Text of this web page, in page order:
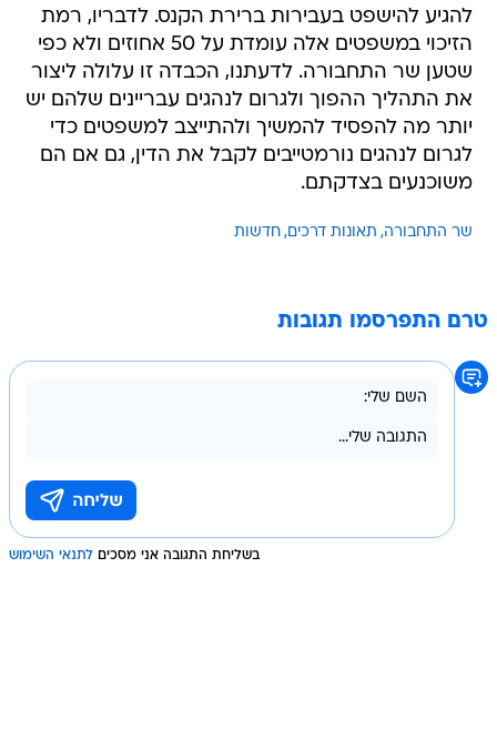
להגיע להישפט בעבירות ברירת הקנס. לדבריו, רמת
הזיכוי במשפטים אלה עומדת על 50 אחוזים ולא כפי
שטען שר התחבורה. לדעתנו, הכבדה זו עלולה ליצור
את התהליך ההפוך ולגרום לנהגים עבריינים שלהם יש
יותר מה להפסיד להמשיך ולהתייצב למשפטים כדי
לגרום לנהגים נורמטייבים לקבל את הדין, גם אם הם
משוכנעים בצדקתם.
שר התחבורה תאונות דרכים חדשות
טרם התפרסמו תגובות
בשליחת התגובה אני מסכים לתנאי השימוש